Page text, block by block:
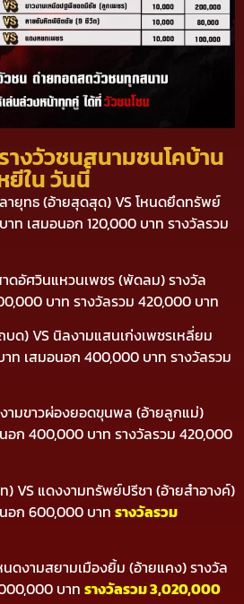
างวัวชนสนามชนโคบ้าน
ยีใน วันนี้
ายุทธ (อ้ายสุดสุด) VS โหนดยึดทรัพย์
าท เสมอนอก 120,000 บาท รางวัลรวม
ดอัศวินแหวนเพชร (พัดลม) รางวัล
บาท รางวัลรวม 420,000 บาท
ด) VS นิลงามแสนเก่งเพชรเหลี่ยม
ท เสมอนอก 400,000 บาท รางวัลรวม
ามขาวผ่องยอดขุนพล (อ้ายลูกแม่)
อก 400,000 บาท รางวัลรวม 420,000
) VS แดงงามทรัพย์ปรีชา (อ้ายสำอางค์)
อก 600,000 บาท รางวัลรวม
ดงามสยามเมืองยิ้ม (อ้ายแคง) รางวัล
บาท รางวัลรวม 3,020,000